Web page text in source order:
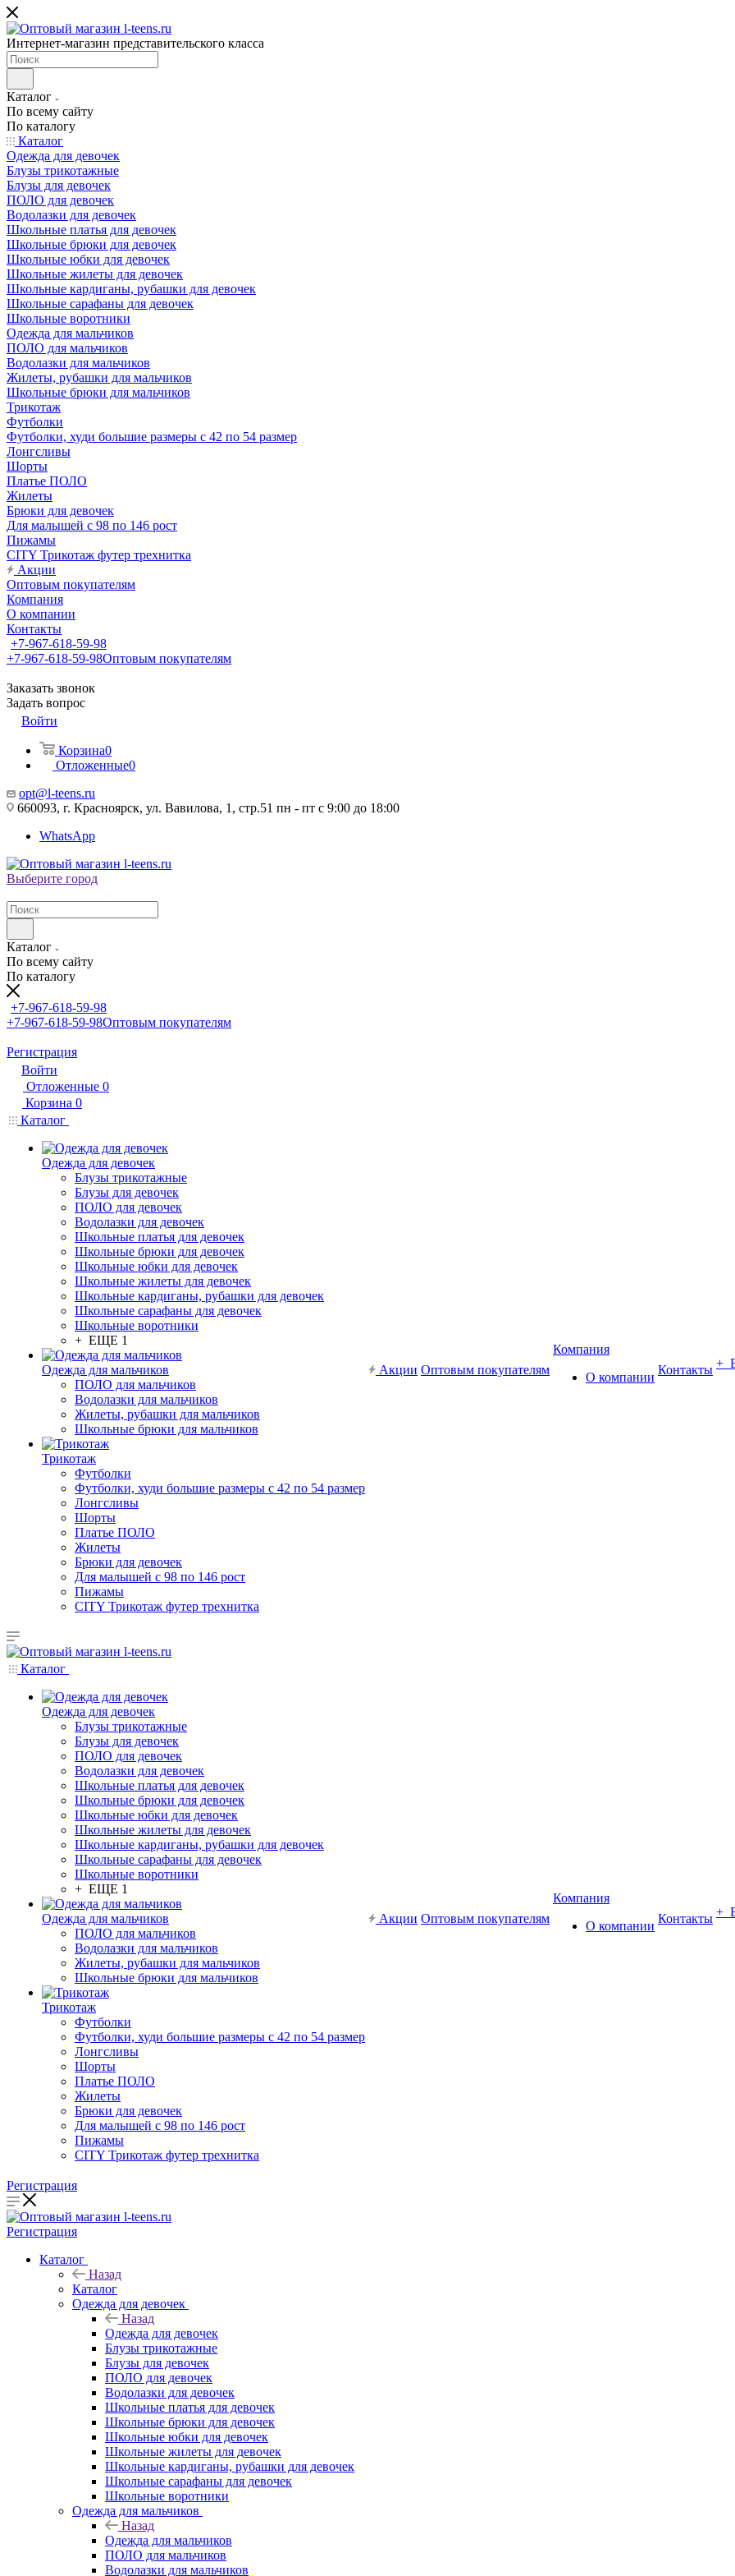
Интернет-магазин представительского класса
Каталог
По всему сайту
По каталогу
Каталог
Одежда для девочек
Блузы трикотажные
Блузы для девочек
ПОЛО для девочек
Водолазки для девочек
Школьные платья для девочек
Школьные брюки для девочек
Школьные юбки для девочек
Школьные жилеты для девочек
Школьные кардиганы, рубашки для девочек
Школьные сарафаны для девочек
Школьные воротники
Одежда для мальчиков
ПОЛО для мальчиков
Водолазки для мальчиков
Жилеты, рубашки для мальчиков
Школьные брюки для мальчиков
Трикотаж
Футболки
Футболки, худи большие размеры с 42 по 54 размер
Лонгсливы
Шорты
Платье ПОЛО
Жилеты
Брюки для девочек
Для малышей с 98 по 146 рост
Пижамы
CITY Трикотаж футер трехнитка
Акции
Оптовым покупателям
Компания
О компании
Контакты
+7-967-618-59-98
+7-967-618-59-98Оптовым покупателям
Заказать звонок
Задать вопрос
Войти
Корзина0
Отложенные0
opt@l-teens.ru
660093, г. Красноярск, ул. Вавилова, 1, стр.51 пн - пт с 9:00 до 18:00
WhatsApp
Выберите город
Каталог
По всему сайту
По каталогу
+7-967-618-59-98
+7-967-618-59-98Оптовым покупателям
Регистрация
Войти
Отложенные 0
Корзина 0
Каталог
Одежда для девочек
Блузы трикотажные
Блузы для девочек
ПОЛО для девочек
Водолазки для девочек
Школьные платья для девочек
Школьные брюки для девочек
Школьные юбки для девочек
Школьные жилеты для девочек
Школьные кардиганы, рубашки для девочек
Школьные сарафаны для девочек
Школьные воротники
+ ЕЩЕ 1
Одежда для мальчиков
ПОЛО для мальчиков
Водолазки для мальчиков
Жилеты, рубашки для мальчиков
Школьные брюки для мальчиков
Трикотаж
Футболки
Футболки, худи большие размеры с 42 по 54 размер
Лонгсливы
Шорты
Платье ПОЛО
Жилеты
Брюки для девочек
Для малышей с 98 по 146 рост
Пижамы
CITY Трикотаж футер трехнитка
Акции Оптовым покупателям
Компания
О компании
Контакты +
Каталог
Одежда для девочек
Блузы трикотажные
Блузы для девочек
ПОЛО для девочек
Водолазки для девочек
Школьные платья для девочек
Школьные брюки для девочек
Школьные юбки для девочек
Школьные жилеты для девочек
Школьные кардиганы, рубашки для девочек
Школьные сарафаны для девочек
Школьные воротники
+ ЕЩЕ 1
Одежда для мальчиков
ПОЛО для мальчиков
Водолазки для мальчиков
Жилеты, рубашки для мальчиков
Школьные брюки для мальчиков
Трикотаж
Футболки
Футболки, худи большие размеры с 42 по 54 размер
Лонгсливы
Шорты
Платье ПОЛО
Жилеты
Брюки для девочек
Для малышей с 98 по 146 рост
Пижамы
CITY Трикотаж футер трехнитка
Акции Оптовым покупателям
Компания
О компании
Контакты +
Регистрация
Регистрация
Каталог
Назад
Каталог
Одежда для девочек
Назад
Одежда для девочек
Блузы трикотажные
Блузы для девочек
ПОЛО для девочек
Водолазки для девочек
Школьные платья для девочек
Школьные брюки для девочек
Школьные юбки для девочек
Школьные жилеты для девочек
Школьные кардиганы, рубашки для девочек
Школьные сарафаны для девочек
Школьные воротники
Одежда для мальчиков
Назад
Одежда для мальчиков
ПОЛО для мальчиков
Водолазки для мальчиков